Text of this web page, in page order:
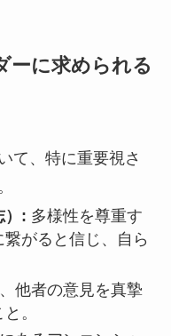
ーに求められる
て、特に重要視さ
）: 多様性を尊重す
がると信じ、自ら
他者の意見を真摯
。